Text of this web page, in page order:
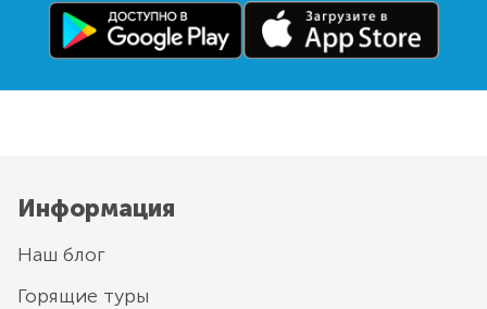
Информация
Наш блог
Горящие туры